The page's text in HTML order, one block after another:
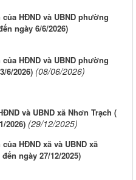
HĐND và UBND phường
ngày 6/6/2026)
HĐND và UBND phường
6/2026) (08/06/2026)
và UBND xã Nhơn Trạch (
2026) (29/12/2025)
HĐND xã và UBND xã
ngày 27/12/2025)